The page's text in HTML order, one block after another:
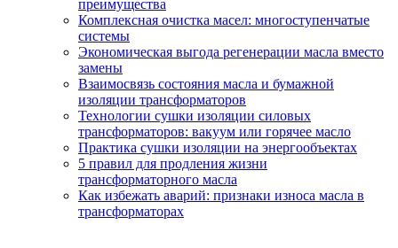
преимущества
Комплексная очистка масел: многоступенчатые
системы
Экономическая выгода регенерации масла вместо
замены
Взаимосвязь состояния масла и бумажной
изоляции трансформаторов
Технологии сушки изоляции силовых
трансформаторов: вакуум или горячее масло
Практика сушки изоляции на энергообъектах
5 правил для продления жизни
трансформаторного масла
Как избежать аварий: признаки износа масла в
трансформаторах